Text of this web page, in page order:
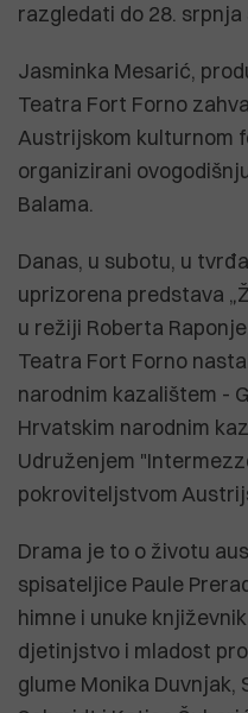
razgledati do 28. srpnja
Jasminka Mesarić,
Teatra Fort Forno
Austrijskom kulturnom
organizirani
Balama.
Danas, u subotu, u
uprizorena predstava
u režiji Roberta
Teatra Fort Forno
narodnim kazalištem -
Hrvatskim narodnim
Udruženjem
pokroviteljstvom
Drama je to o životu
spisateljice Paule
himne i unuke
djetinjstvo i mladost
glume Monika Duvnjak,